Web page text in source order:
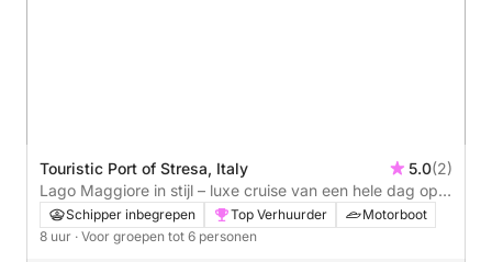
Touristic Port of Stresa, Italy 5.0(2)
Lago Maggiore in stijl – luxe cruise van een hele dag op
een Riva Super Ariston
Schipper inbegrepen Top Verhuurder
Motorboot
8 uur · Voor groepen tot 6 personen